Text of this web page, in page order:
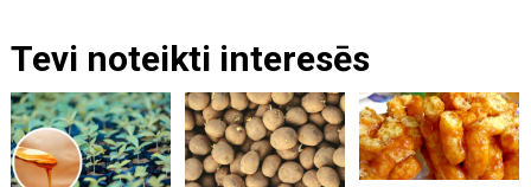
Tevi noteikti interesēs